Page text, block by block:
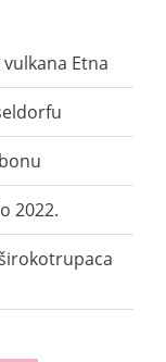
Etna
2022.